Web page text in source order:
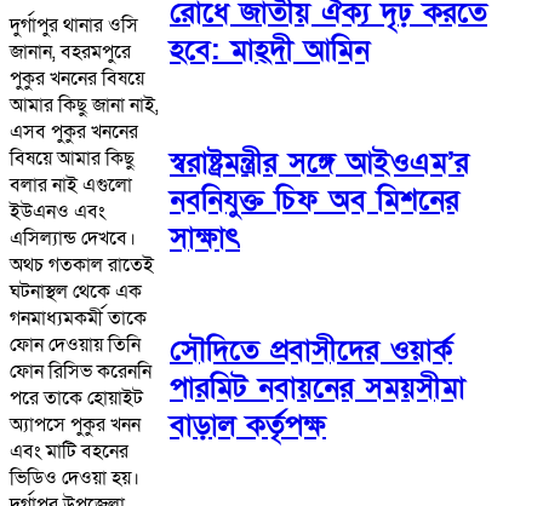
দুর্গাপুর থানার ওসি
জানান, বহরমপুরে
পুকুর খননের বিষয়ে
আমার কিছু জানা নাই,
এসব পুকুর খননের
বিষয়ে আমার কিছু
বলার নাই এগুলো
ইউএনও এবং
এসিল্যান্ড দেখবে।
অথচ গতকাল রাতেই
ঘটনাস্থল থেকে এক
গনমাধ্যমকর্মী তাকে
ফোন দেওয়ায় তিনি
ফোন রিসিভ করেননি
পরে তাকে হোয়াইট
অ্যাপসে পুকুর খনন
এবং মাটি বহনের
ভিডিও দেওয়া হয়।
রোধে জাতীয় ঐক্য দৃঢ় করতে
হবে: মাহ্দী আমিন
স্বরাষ্ট্রমন্ত্রীর সঙ্গে আইওএম’র
নবনিযুক্ত চিফ অব মিশনের
সাক্ষাৎ
সৌদিতে প্রবাসীদের ওয়ার্ক
পারমিট নবায়নের সময়সীমা
বাড়াল কর্তৃপক্ষ